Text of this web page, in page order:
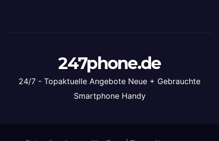
247phone.de
24/7 - Topaktuelle Angebote Neue + Gebrauchte
Smartphone Handy